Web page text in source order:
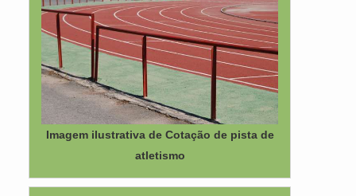
Imagem ilustrativa de Cotação de pista de
atletismo